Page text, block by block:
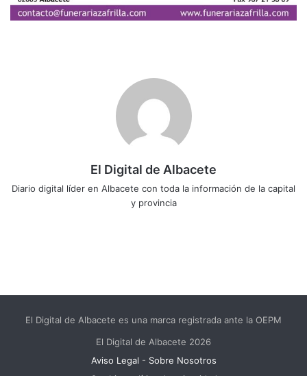
El Digital de Albacete
Diario digital líder en Albacete con toda la información de la capital
y provincia
El Digital de Albacete es una marca registrada ante la OEPM
El Digital de Albacete 2026
Aviso Legal - Sobre Nosotros